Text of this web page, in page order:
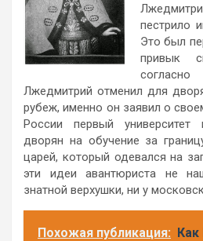
пестрило
Это был
привык
Лжедмитрий отменил для
рубеж, именно он заявил о
России первый университет
дворян на обучение за
царей, который одевался на
эти идеи авантюриста не
знатной верхушки, ни у
Похожая публикация: Как